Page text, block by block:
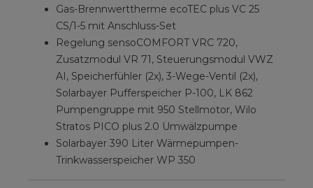
Gas-Brennwerttherme ecoTEC plus VC 25
CS/1-5 mit Anschluss-Set
Regelung sensoCOMFORT VRC 720,
Zusatzmodul VR 71, Steuerungsmodul VWZ
AI, Speicherfühler (2x), 3-Wege-Ventil (2x),
Solarbayer Pufferspeicher P-100, LK 862
Pumpengruppe mit 950 Stellmotor, Wilo
Stratos PICO plus 2.0 Umwälzpumpe
Solarbayer 390 Liter Wärmepumpen-
Trinkwasserspeicher WP 350